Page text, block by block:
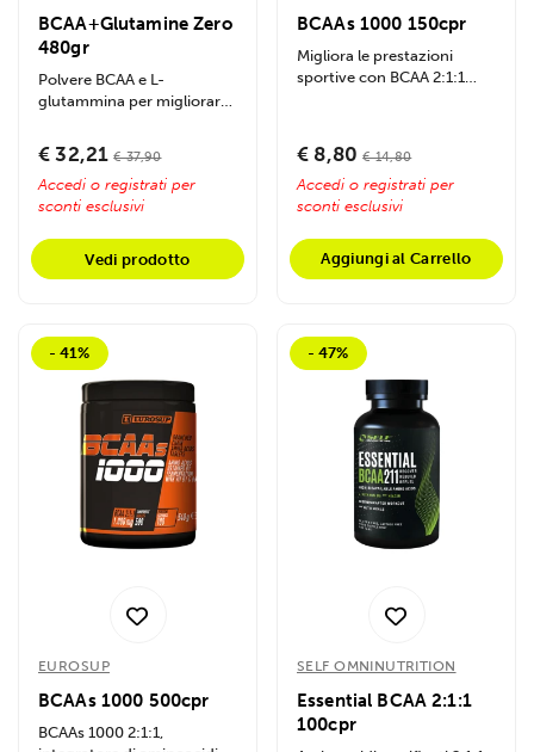
BCAA+Glutamine Zero
480gr
Polvere BCAA e L-
glutammina per migliorare
recupero muscolare....
€ 32,21 € 37,90
Accedi o registrati per
sconti esclusivi
Vedi prodotto
BCAAs 1000 150cpr
Migliora le prestazioni
sportive con BCAA 2:1:1
€ 8,80 € 14,80
Accedi o registrati per
sconti esclusivi
Aggiungi al Carrello
- 41%
EUROSUP
BCAAs 1000 500cpr
BCAAs 1000 2:1:1,
- 47%
SELF OMNINUTRITION
Essential BCAA 2:1:1
100cpr